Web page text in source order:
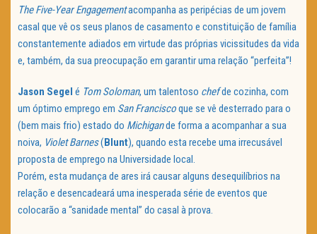
The Five-Year Engagementacompanha as peripécias de um jovem
casal que vê os seus planos de casamento e constituição de família
constantemente adiados em virtude das próprias vicissitudes da vida
e, também, da sua preocupação em garantir uma relação “perfeita”!
Jason Segel é Tom Soloman, um talentoso chefde cozinha, com
um óptimo emprego em San Franciscoque se vê desterrado para o
(bem mais frio) estado do Michigande forma a acompanhar a sua
noiva, Violet Barnes(Blunt), quando esta recebe uma irrecusável
proposta de emprego na Universidade local.
Porém, esta mudança de ares irá causar alguns desequilíbrios na
relação e desencadeará uma inesperada série de eventos que
colocarão a “sanidade mental” do casal à prova.